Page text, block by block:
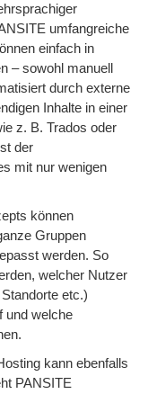
umfangreiche
einfach in
– sowohl manuell
durch externe
Inhalte in einer
z. B. Trados oder
der
mit nur wenigen
können
Gruppen
werden. So
welcher Nutzer
etc.)
und welche
kann ebenfalls
PANSITE